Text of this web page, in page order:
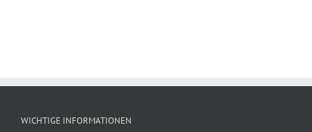
WICHTIGE INFORMATIONEN